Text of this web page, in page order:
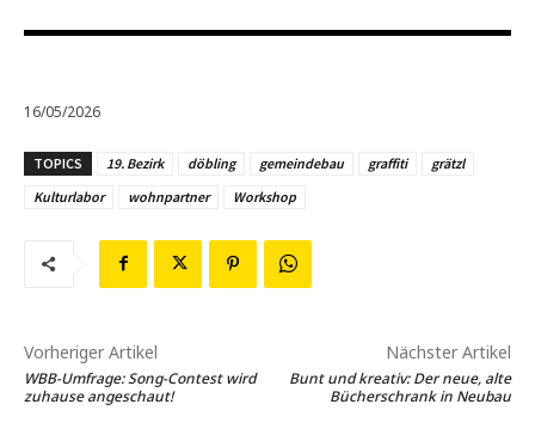
16/05/2026
TOPICS 19. Bezirk döbling gemeindebau graffiti
grätzl
Kulturlabor
wohnpartner Workshop
Vorheriger Artikel
WBB-Umfrage: Song-Contest wird
zuhause angeschaut!
Nächster Artikel
Bunt und kreativ: Der neue, alte
Bücherschrank in Neubau